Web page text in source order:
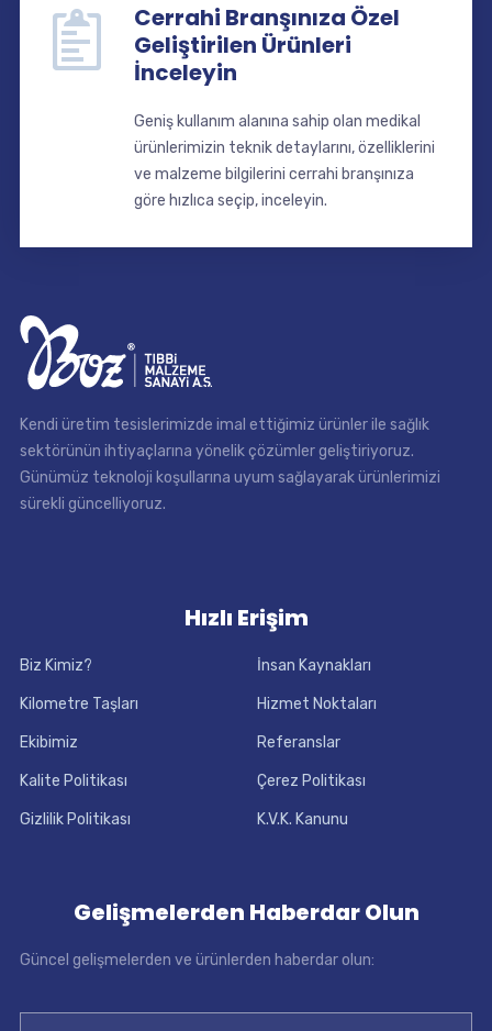
Cerrahi Branşınıza Özel
Geliştirilen Ürünleri
İnceleyin
Geniş kullanım alanına sahip olan medikal
ürünlerimizin teknik detaylarını, özelliklerini
ve malzeme bilgilerini cerrahi branşınıza
göre hızlıca seçip, inceleyin.
Kendi üretim tesislerimizde imal ettiğimiz ürünler ile sağlık
sektörünün ihtiyaçlarına yönelik çözümler geliştiriyoruz.
Günümüz teknoloji koşullarına uyum sağlayarak ürünlerimizi
sürekli güncelliyoruz.
Hızlı Erişim
Biz Kimiz? İnsan Kaynakları
Kilometre Taşları Hizmet Noktaları
Ekibimiz Referanslar
Kalite Politikası Çerez Politikası
Gizlilik Politikası K.V.K. Kanunu
Gelişmelerden Haberdar Olun
Güncel gelişmelerden ve ürünlerden haberdar olun: